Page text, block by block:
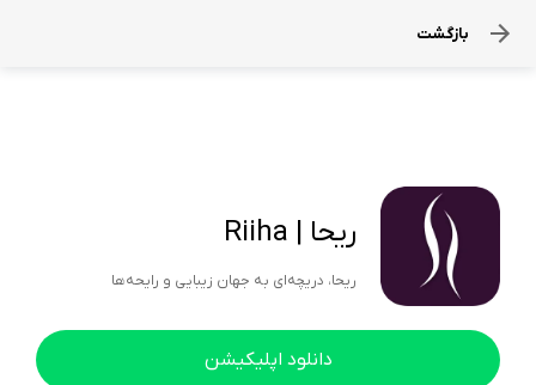
بازگشت
ریحا | Riiha
ریحا، دریچه‌ای به جهان زیبایی و رایحه‌ها
دانلود اپلیکیشن